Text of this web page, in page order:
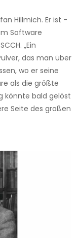
Hillmich. Er ist
Software
„Ein
das man über
wo er seine
als die größte
könnte bald gelöst
Seite des ­großen